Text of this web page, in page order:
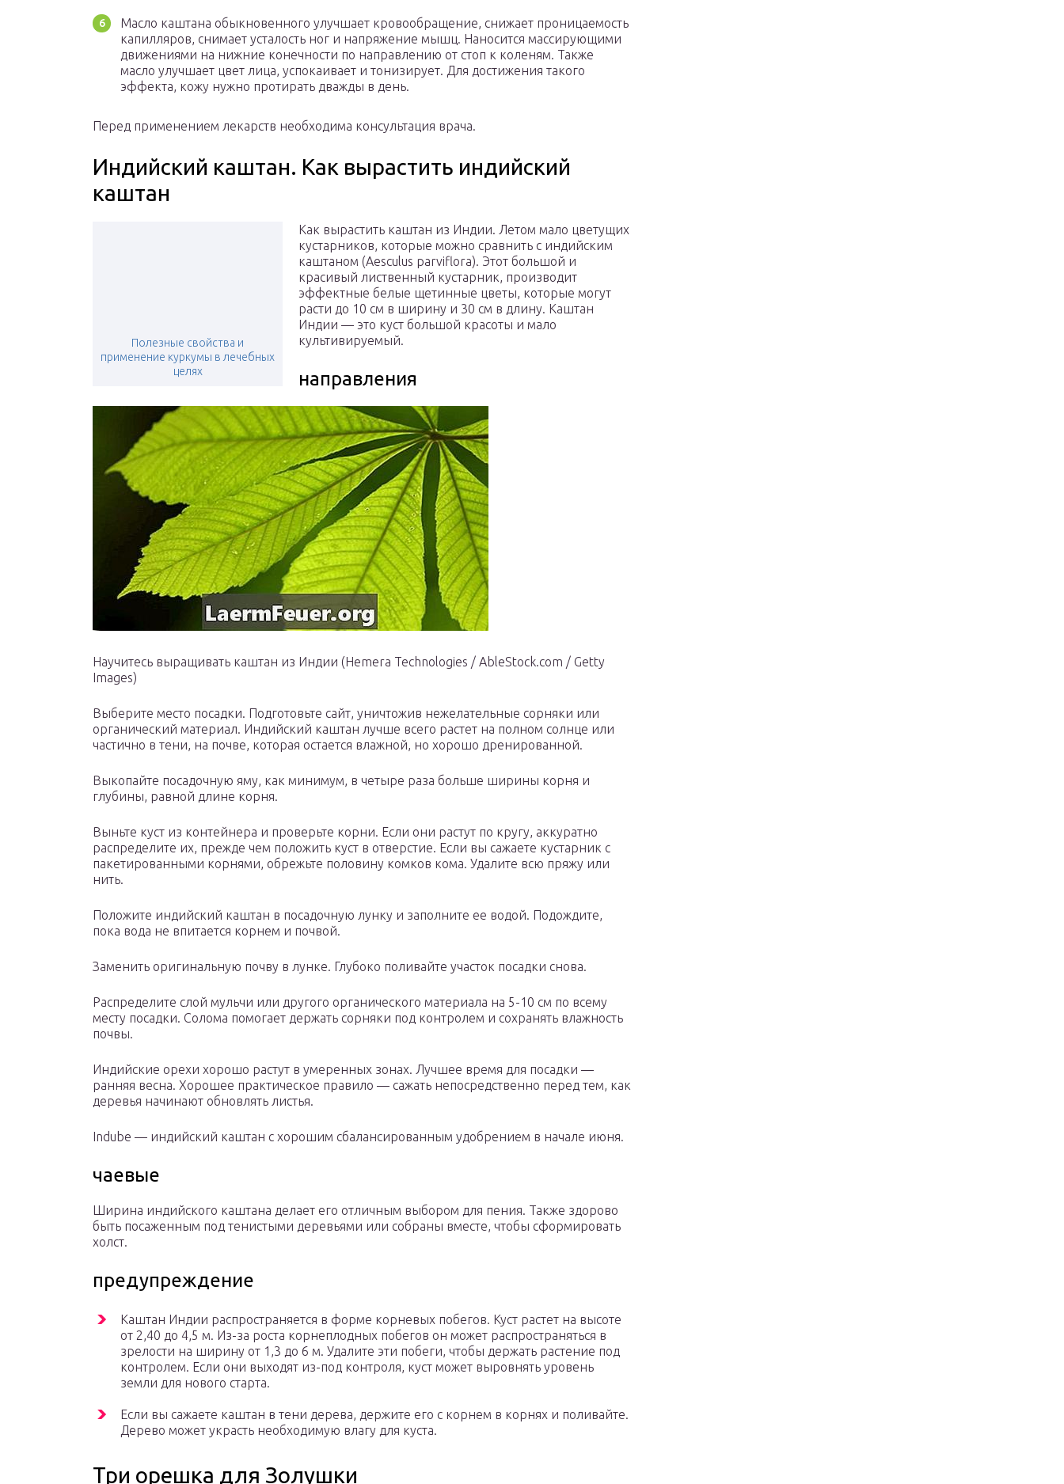
Масло каштана обыкновенного улучшает кровообращение, снижает проницаемость
капилляров, снимает усталость ног и напряжение мышц. Наносится массирующими
движениями на нижние конечности по направлению от стоп к коленям. Также
масло улучшает цвет лица, успокаивает и тонизирует. Для достижения такого
эффекта, кожу нужно протирать дважды в день.
Перед применением лекарств необходима консультация врача.
Индийский каштан. Как вырастить индийский
каштан
Полезные свойства и
применение куркумы в лечебных
целях
Как вырастить каштан из Индии. Летом мало цветущих
кустарников, которые можно сравнить с индийским
каштаном (Aesculus parviflora). Этот большой и
красивый лиственный кустарник, производит
эффектные белые щетинные цветы, которые могут
расти до 10 см в ширину и 30 см в длину. Каштан
Индии — это куст большой красоты и мало
культивируемый.
направления
Научитесь выращивать каштан из Индии (Hemera Technologies / AbleStock.com / Getty
Images)
Выберите место посадки. Подготовьте сайт, уничтожив нежелательные сорняки или
органический материал. Индийский каштан лучше всего растет на полном солнце или
частично в тени, на почве, которая остается влажной, но хорошо дренированной.
Выкопайте посадочную яму, как минимум, в четыре раза больше ширины корня и
глубины, равной длине корня.
Выньте куст из контейнера и проверьте корни. Если они растут по кругу, аккуратно
распределите их, прежде чем положить куст в отверстие. Если вы сажаете кустарник с
пакетированными корнями, обрежьте половину комков кома. Удалите всю пряжу или
нить.
Положите индийский каштан в посадочную лунку и заполните ее водой. Подождите,
пока вода не впитается корнем и почвой.
Заменить оригинальную почву в лунке. Глубоко поливайте участок посадки снова.
Распределите слой мульчи или другого органического материала на 5-10 см по всему
месту посадки. Солома помогает держать сорняки под контролем и сохранять влажность
почвы.
Индийские орехи хорошо растут в умеренных зонах. Лучшее время для посадки —
ранняя весна. Хорошее практическое правило — сажать непосредственно перед тем, как
деревья начинают обновлять листья.
Indube — индийский каштан с хорошим сбалансированным удобрением в начале июня.
чаевые
Ширина индийского каштана делает его отличным выбором для пения. Также здорово
быть посаженным под тенистыми деревьями или собраны вместе, чтобы сформировать
холст.
предупреждение
Каштан Индии распространяется в форме корневых побегов. Куст растет на высоте
от 2,40 до 4,5 м. Из-за роста корнеплодных побегов он может распространяться в
зрелости на ширину от 1,3 до 6 м. Удалите эти побеги, чтобы держать растение под
контролем. Если они выходят из-под контроля, куст может выровнять уровень
земли для нового старта.
Если вы сажаете каштан в тени дерева, держите его с корнем в корнях и поливайте.
Дерево может украсть необходимую влагу для куста.
Три орешка для Золушки